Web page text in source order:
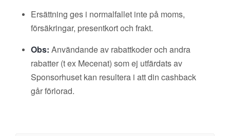
Ersättning ges i normalfallet inte på moms,
försäkringar, presentkort och frakt.
Obs: Användande av rabattkoder och andra
rabatter (t ex Mecenat) som ej utfärdats av
Sponsorhuset kan resultera i att din cashback
går förlorad.